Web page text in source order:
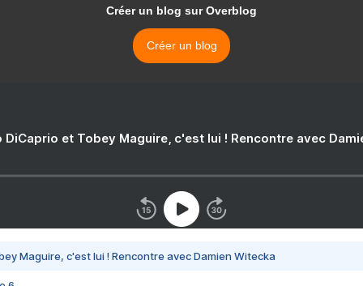
Créer un blog sur Overblog
Créer un blog
DiCaprio et Tobey Maguire, c'est lui ! Rencontre avec
Maguire, c'est lui ! Rencontre avec Damien Witecka